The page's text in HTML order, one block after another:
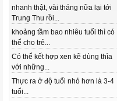
nhanh thật, vài tháng nữa lại tới
Trung Thu rồi...
khoảng tầm bao nhiêu tuổi thì có
thể cho trẻ...
Có thể kết hợp xen kẽ dùng thìa
với những...
Thực ra ở độ tuổi nhỏ hơn là 3-4
tuổi...